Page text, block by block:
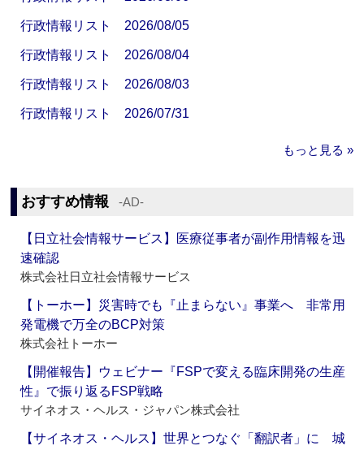
行政情報リスト 2026/08/05
行政情報リスト 2026/08/04
行政情報リスト 2026/08/03
行政情報リスト 2026/07/31
もっと見る »
おすすめ情報 ‐AD‐
【日立社会情報サービス】医療従事者が副作用情報を迅
速確認
株式会社日立社会情報サービス
【トーホー】災害時でも『止まらない』事業へ 非常用
発電機で万全のBCP対策
株式会社トーホー
【開催報告】ウェビナー『FSPで変える臨床開発の生産
性』で振り返るFSP戦略
サイネオス・ヘルス・ジャパン株式会社
【サイネオス・ヘルス】世界とつなぐ「翻訳者」に 城